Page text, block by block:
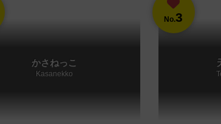
かさねっこ
Kasanekko
No.3